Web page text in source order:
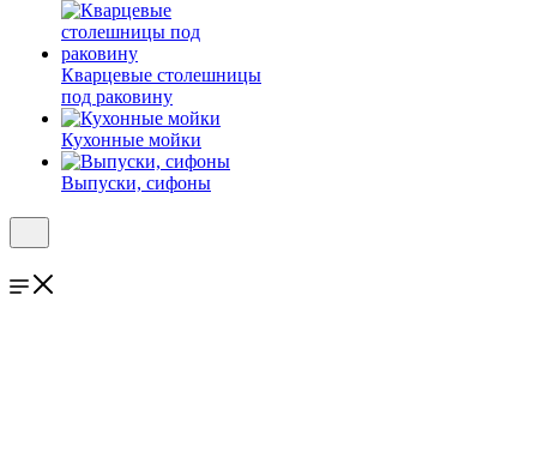
Кварцевые столешницы
под раковину
Кухонные мойки
Выпуски, сифоны